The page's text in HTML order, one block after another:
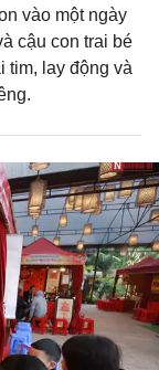
vào một ngày
cậu con trai bé
tim, lay động và